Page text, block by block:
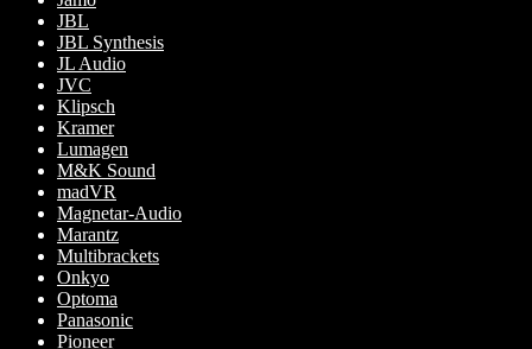
JBL
JBL Synthesis
JL Audio
JVC
Klipsch
Kramer
Lumagen
M&K Sound
madVR
Magnetar-Audio
Marantz
Multibrackets
Onkyo
Optoma
Panasonic
Pioneer